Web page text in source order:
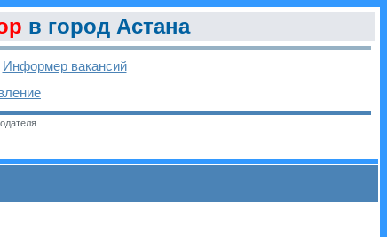
в город Астана
Информер вакансий